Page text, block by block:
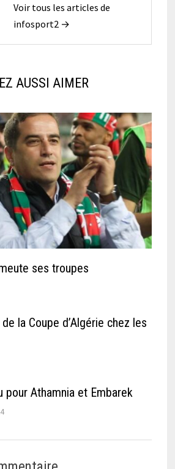
Voir tous les articles de
infosport2 →
AUSSI AIMER
ses troupes
la Coupe d’Algérie chez les
pour Athamnia et Embarek